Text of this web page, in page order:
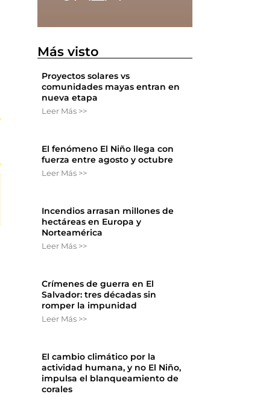
Más visto
Proyectos solares vs
comunidades mayas entran en
nueva etapa
Leer Más >>
El fenómeno El Niño llega con
fuerza entre agosto y octubre
Leer Más >>
Incendios arrasan millones de
hectáreas en Europa y
Norteamérica
Leer Más >>
Crímenes de guerra en El
Salvador: tres décadas sin
romper la impunidad
Leer Más >>
El cambio climático por la
actividad humana, y no El Niño,
impulsa el blanqueamiento de
corales